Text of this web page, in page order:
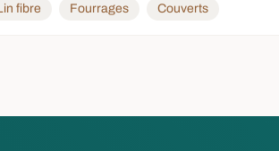
fibre Fourrages Couverts